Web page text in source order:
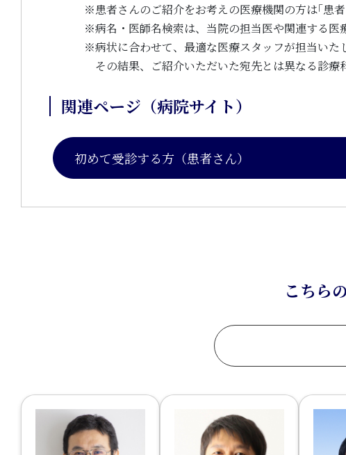
※患者さんのご紹介をお考えの医療機関の方は｢患
※病名・医師名検索は、当院の担当医や関連する医
※病状に合わせて、最適な医療スタッフが担当いた
その結果、ご紹介いただいた宛先とは異なる診療
関連ページ（病院サイト）
初めて受診する方（患者さん）
こちら